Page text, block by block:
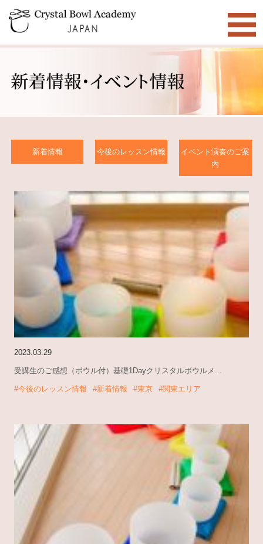
新着情報 今後のレッスン情報
イベント演奏のご案
内
2023.03.29
受講生のご感想（ボウル付）基礎1Dayクリスタルボウルメ...
#今後のレッスン情報 #新着情報 #東京 #関東エリア